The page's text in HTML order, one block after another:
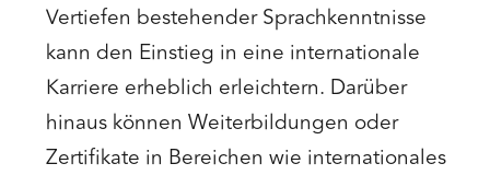
Vertiefen bestehender Sprachkenntnisse
kann den Einstieg in eine internationale
Karriere erheblich erleichtern. Darüber
hinaus können Weiterbildungen oder
Zertifikate in Bereichen wie internationales